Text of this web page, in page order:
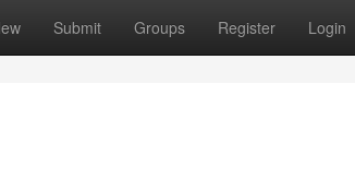
Submit Groups Register Login